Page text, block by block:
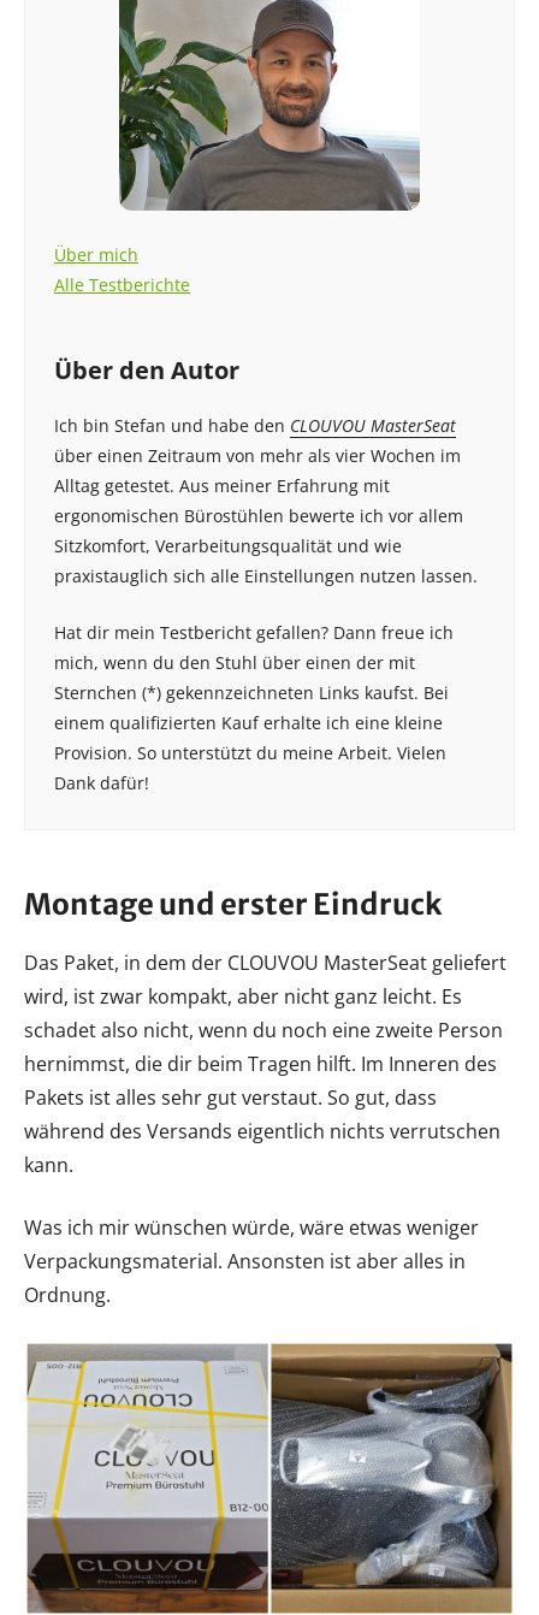
Über mich
Alle Testberichte
Über den Autor
Ich bin Stefan und habe den CLOUVOU MasterSeat
über einen Zeitraum von mehr als vier Wochen im
Alltag getestet. Aus meiner Erfahrung mit
ergonomischen Bürostühlen bewerte ich vor allem
Sitzkomfort, Verarbeitungsqualität und wie
praxistauglich sich alle Einstellungen nutzen lassen.
Hat dir mein Testbericht gefallen? Dann freue ich
mich, wenn du den Stuhl über einen der mit
Sternchen (*) gekennzeichneten Links kaufst. Bei
einem qualifizierten Kauf erhalte ich eine kleine
Provision. So unterstützt du meine Arbeit. Vielen
Dank dafür!
Montage und erster Eindruck
Das Paket, in dem der CLOUVOU MasterSeat geliefert
wird, ist zwar kompakt, aber nicht ganz leicht. Es
schadet also nicht, wenn du noch eine zweite Person
hernimmst, die dir beim Tragen hilft. Im Inneren des
Pakets ist alles sehr gut verstaut. So gut, dass
während des Versands eigentlich nichts verrutschen
kann.
Was ich mir wünschen würde, wäre etwas weniger
Verpackungsmaterial. Ansonsten ist aber alles in
Ordnung.